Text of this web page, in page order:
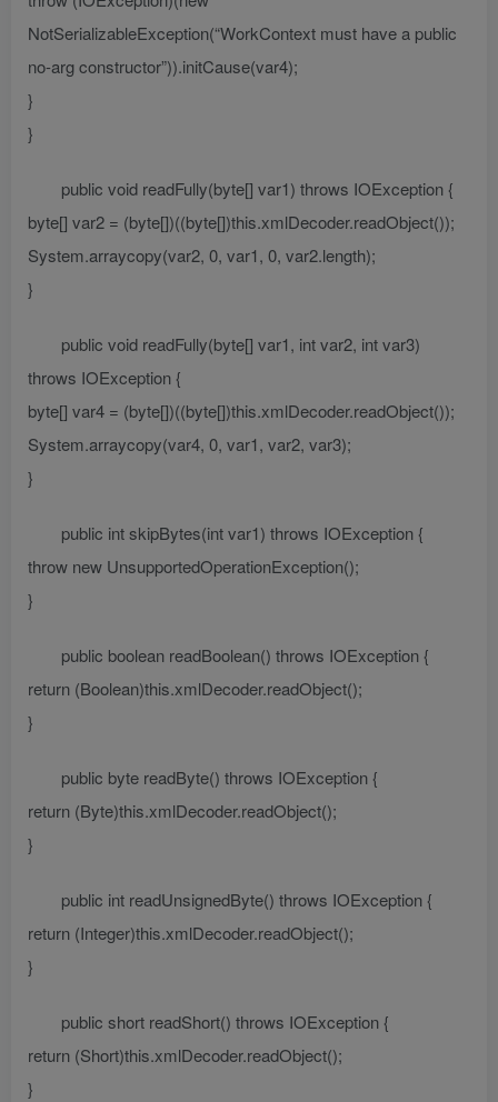
NotSerializableException(“WorkContext must have a public
no-arg constructor”)).initCause(var4);
}
}
public void readFully(byte[] var1) throws IOException {
byte[] var2 = (byte[])((byte[])this.xmlDecoder.readObject());
System.arraycopy(var2, 0, var1, 0, var2.length);
}
public void readFully(byte[] var1, int var2, int var3)
throws IOException {
byte[] var4 = (byte[])((byte[])this.xmlDecoder.readObject());
System.arraycopy(var4, 0, var1, var2, var3);
}
public int skipBytes(int var1) throws IOException {
throw new UnsupportedOperationException();
}
public boolean readBoolean() throws IOException {
return (Boolean)this.xmlDecoder.readObject();
}
public byte readByte() throws IOException {
return (Byte)this.xmlDecoder.readObject();
}
public int readUnsignedByte() throws IOException {
return (Integer)this.xmlDecoder.readObject();
}
public short readShort() throws IOException {
return (Short)this.xmlDecoder.readObject();
}